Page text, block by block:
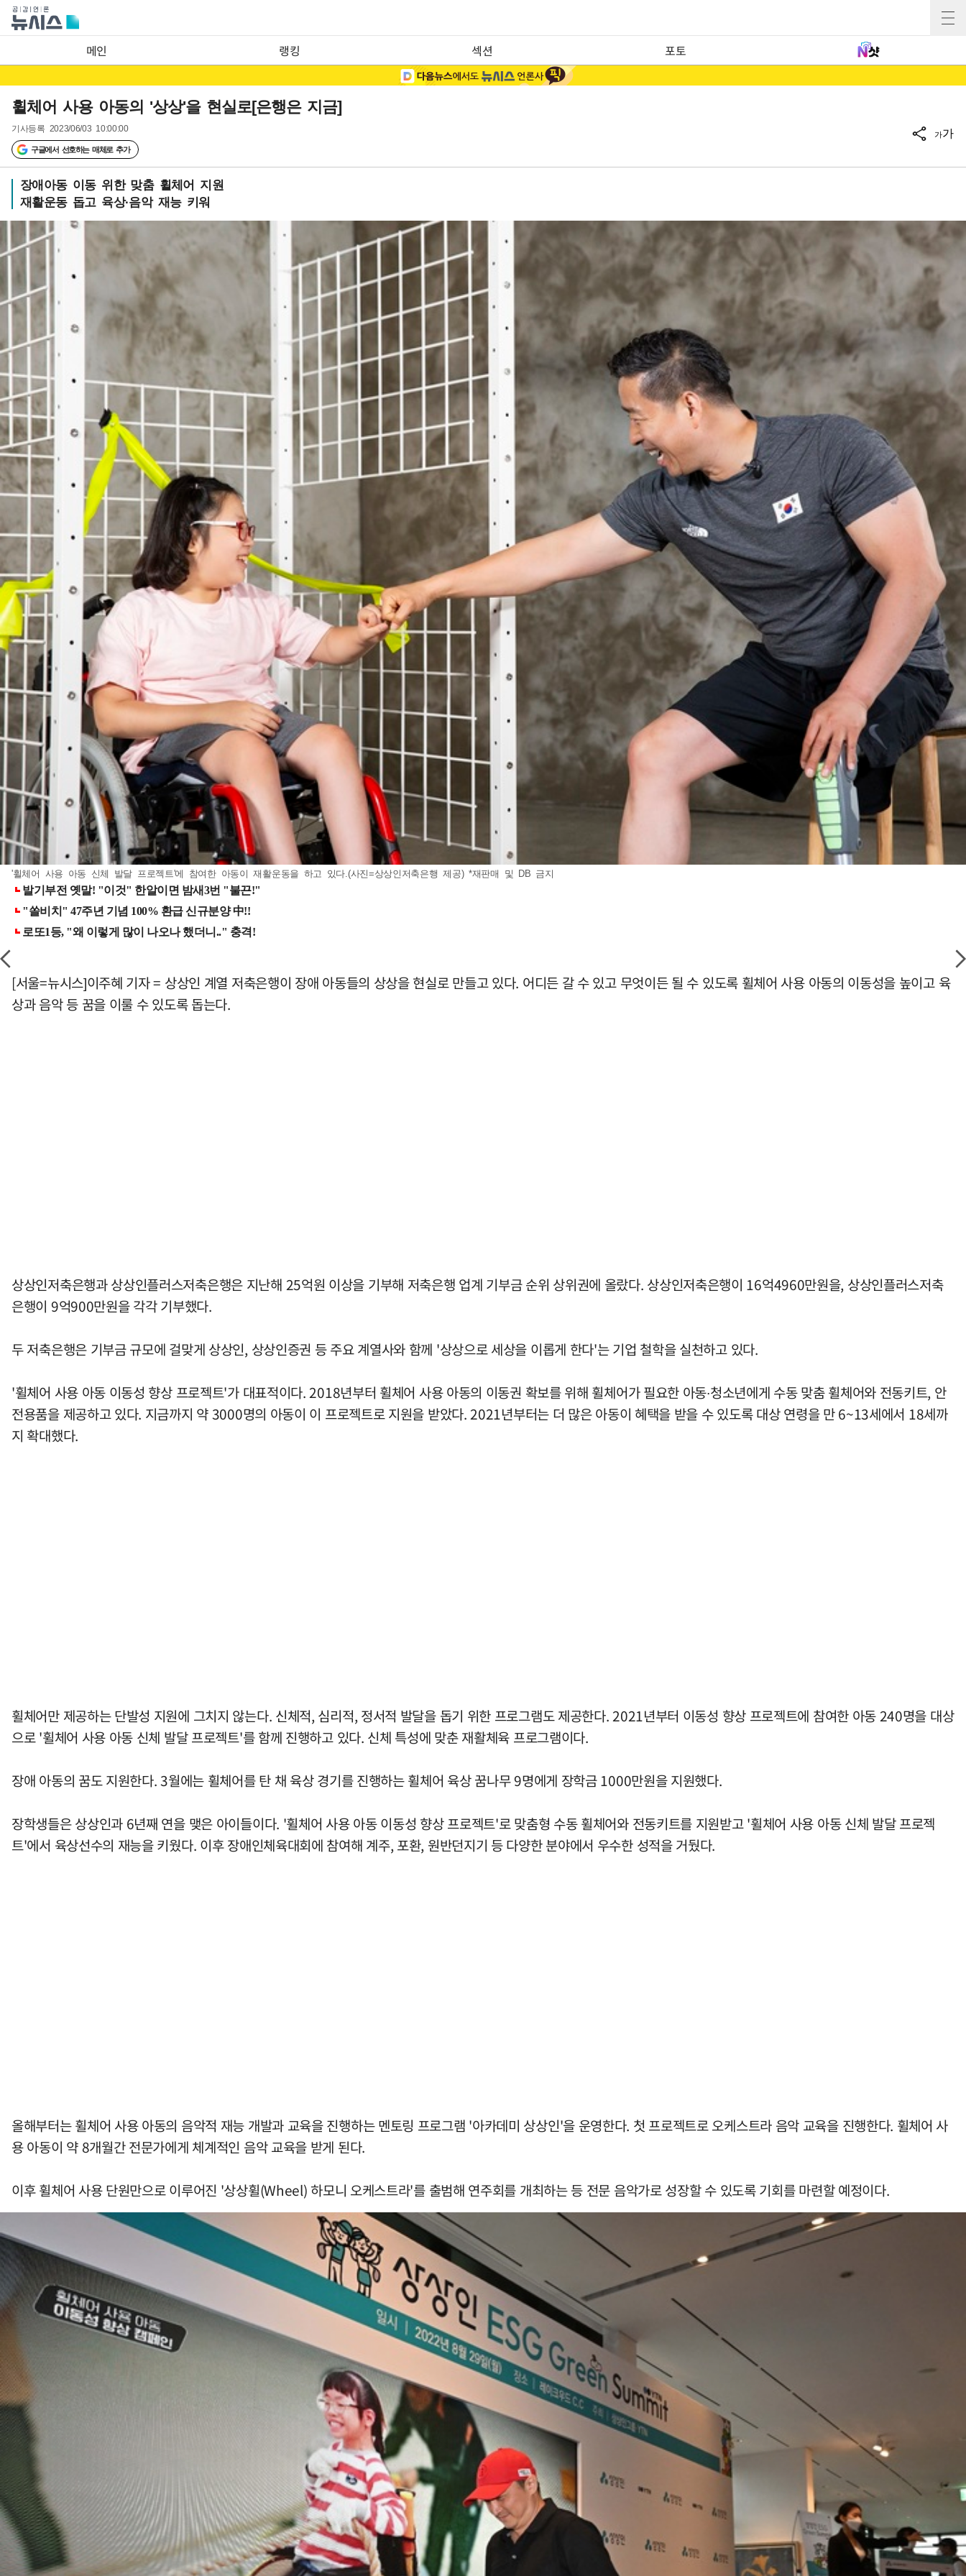
메인 랭킹 섹션 포토
휠체어 사용 아동의 '상상'을 현실로[은행은 지금]
기사등록 2023/06/03 10:00:00
구글에서 선호하는 매체로 추가
가가
장애아동 이동 위한 맞춤 휠체어 지원
재활운동 돕고 육상·음악 재능 키워
'휠체어 사용 아동 신체 발달 프로젝트'에 참여한 아동이 재활운동을 하고 있다.(사진=상상인저축은행 제공) *재판매 및 DB 금지
[서울=뉴시스]이주혜 기자 = 상상인 계열 저축은행이 장애 아동들의 상상을 현실로 만들고 있다. 어디든 갈 수 있고 무엇이든 될 수 있도록 휠체어 사용 아동의 이동성을 높이고 육
상과 음악 등 꿈을 이룰 수 있도록 돕는다.
상상인저축은행과 상상인플러스저축은행은 지난해 25억원 이상을 기부해 저축은행 업계 기부금 순위 상위권에 올랐다. 상상인저축은행이 16억4960만원을, 상상인플러스저축
은행이 9억900만원을 각각 기부했다.
두 저축은행은 기부금 규모에 걸맞게 상상인, 상상인증권 등 주요 계열사와 함께 '상상으로 세상을 이롭게 한다'는 기업 철학을 실천하고 있다.
'휠체어 사용 아동 이동성 향상 프로젝트'가 대표적이다. 2018년부터 휠체어 사용 아동의 이동권 확보를 위해 휠체어가 필요한 아동∙청소년에게 수동 맞춤 휠체어와 전동키트, 안
전용품을 제공하고 있다. 지금까지 약 3000명의 아동이 이 프로젝트로 지원을 받았다. 2021년부터는 더 많은 아동이 혜택을 받을 수 있도록 대상 연령을 만 6~13세에서 18세까
지 확대했다.
휠체어만 제공하는 단발성 지원에 그치지 않는다. 신체적, 심리적, 정서적 발달을 돕기 위한 프로그램도 제공한다. 2021년부터 이동성 향상 프로젝트에 참여한 아동 240명을 대상
으로 '휠체어 사용 아동 신체 발달 프로젝트'를 함께 진행하고 있다. 신체 특성에 맞춘 재활체육 프로그램이다.
장애 아동의 꿈도 지원한다. 3월에는 휠체어를 탄 채 육상 경기를 진행하는 휠체어 육상 꿈나무 9명에게 장학금 1000만원을 지원했다.
장학생들은 상상인과 6년째 연을 맺은 아이들이다. '휠체어 사용 아동 이동성 향상 프로젝트'로 맞춤형 수동 휠체어와 전동키트를 지원받고 '휠체어 사용 아동 신체 발달 프로젝
트'에서 육상선수의 재능을 키웠다. 이후 장애인체육대회에 참여해 계주, 포환, 원반던지기 등 다양한 분야에서 우수한 성적을 거뒀다.
올해부터는 휠체어 사용 아동의 음악적 재능 개발과 교육을 진행하는 멘토링 프로그램 '아카데미 상상인'을 운영한다. 첫 프로젝트로 오케스트라 음악 교육을 진행한다. 휠체어 사
용 아동이 약 8개월간 전문가에게 체계적인 음악 교육을 받게 된다.
이후 휠체어 사용 단원만으로 이루어진 '상상휠(Wheel) 하모니 오케스트라'를 출범해 연주회를 개최하는 등 전문 음악가로 성장할 수 있도록 기회를 마련할 예정이다.